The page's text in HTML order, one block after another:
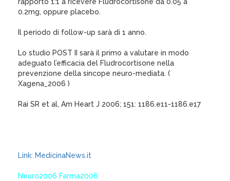
0.2mg, oppure placebo.
Il periodo di follow-up sarà di 1 anno.
Lo studio POST II sarà il primo a valutare in modo
adeguato l’efficacia del Fludrocortisone nella
prevenzione della sincope neuro-mediata. (
Xagena_2006 )
Rai SR et al, Am Heart J 2006; 151: 1186.e11-1186.e17
Link: MedicinaNews.it
Neuro2006 Farma2006